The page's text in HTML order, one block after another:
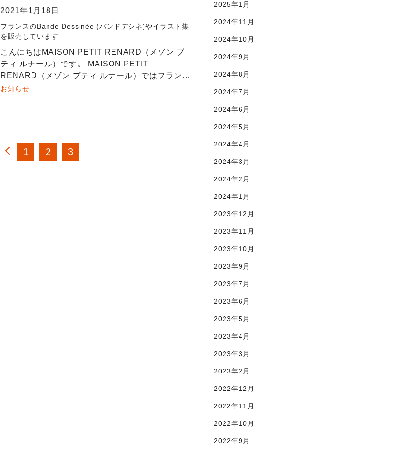
2021年1月18日
フランスのBande Dessinée (バンドデシネ)やイラスト集
を販売しています
こんにちはMAISON PETIT RENARD（メゾン プ
ティ ルナール）です。 MAISON PETIT
RENARD（メゾン プティ ルナール）ではフランス
の漫画「Bande Dessinée (バンドデシネ)」や […]
お知らせ
1 2 3
2025年1月
2024年11月
2024年10月
2024年9月
2024年8月
2024年7月
2024年6月
2024年5月
2024年4月
2024年3月
2024年2月
2024年1月
2023年12月
2023年11月
2023年10月
2023年9月
2023年7月
2023年6月
2023年5月
2023年4月
2023年3月
2023年2月
2022年12月
2022年11月
2022年10月
2022年9月